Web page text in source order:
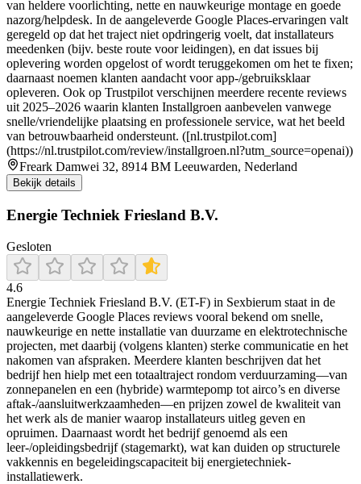
van heldere voorlichting, nette en nauwkeurige montage en goede
nazorg/helpdesk. In de aangeleverde Google Places-ervaringen valt
geregeld op dat het traject niet opdringerig voelt, dat installateurs
meedenken (bijv. beste route voor leidingen), en dat issues bij
oplevering worden opgelost of wordt teruggekomen om het te fixen;
daarnaast noemen klanten aandacht voor app-/gebruiksklaar
opleveren. Ook op Trustpilot verschijnen meerdere recente reviews
uit 2025–2026 waarin klanten Installgroen aanbevelen vanwege
snelle/vriendelijke plaatsing en professionele service, wat het beeld
van betrouwbaarheid ondersteunt. ([nl.trustpilot.com]
(https://nl.trustpilot.com/review/installgroen.nl?utm_source=openai))
Freark Damwei 32, 8914 BM Leeuwarden, Nederland
Bekijk details
Energie Techniek Friesland B.V.
Gesloten
4.6
Energie Techniek Friesland B.V. (ET-F) in Sexbierum staat in de
aangeleverde Google Places reviews vooral bekend om snelle,
nauwkeurige en nette installatie van duurzame en elektrotechnische
projecten, met daarbij (volgens klanten) sterke communicatie en het
nakomen van afspraken. Meerdere klanten beschrijven dat het
bedrijf hen hielp met een totaaltraject rondom verduurzaming—van
zonnepanelen en een (hybride) warmtepomp tot airco’s en diverse
aftak-/aansluitwerkzaamheden—en prijzen zowel de kwaliteit van
het werk als de manier waarop installateurs uitleg geven en
opruimen. Daarnaast wordt het bedrijf genoemd als een
leer-/opleidingsbedrijf (stagemarkt), wat kan duiden op structurele
vakkennis en begeleidingscapaciteit bij energietechniek-
installatiewerk.